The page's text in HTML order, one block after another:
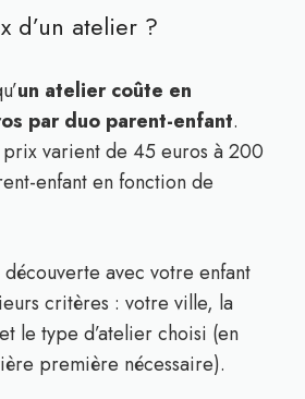
d’un atelier ?
un atelier coûte en
par duo parent-enfant.
varient de 45 euros à 200
enfant en fonction de
découverte avec votre enfant
critères : votre ville, la
le type d’atelier choisi (en
première nécessaire).